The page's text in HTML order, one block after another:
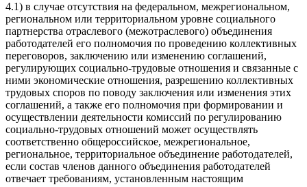
4.1) в случае отсутствия на федеральном, межрегиональном,
региональном или территориальном уровне социального
партнерства отраслевого (межотраслевого) объединения
работодателей его полномочия по проведению коллективных
переговоров, заключению или изменению соглашений,
регулирующих социально-трудовые отношения и связанные с
ними экономические отношения, разрешению коллективных
трудовых споров по поводу заключения или изменения этих
соглашений, а также его полномочия при формировании и
осуществлении деятельности комиссий по регулированию
социально-трудовых отношений может осуществлять
соответственно общероссийское, межрегиональное,
региональное, территориальное объединение работодателей,
если состав членов данного объединения работодателей
отвечает требованиям, установленным настоящим